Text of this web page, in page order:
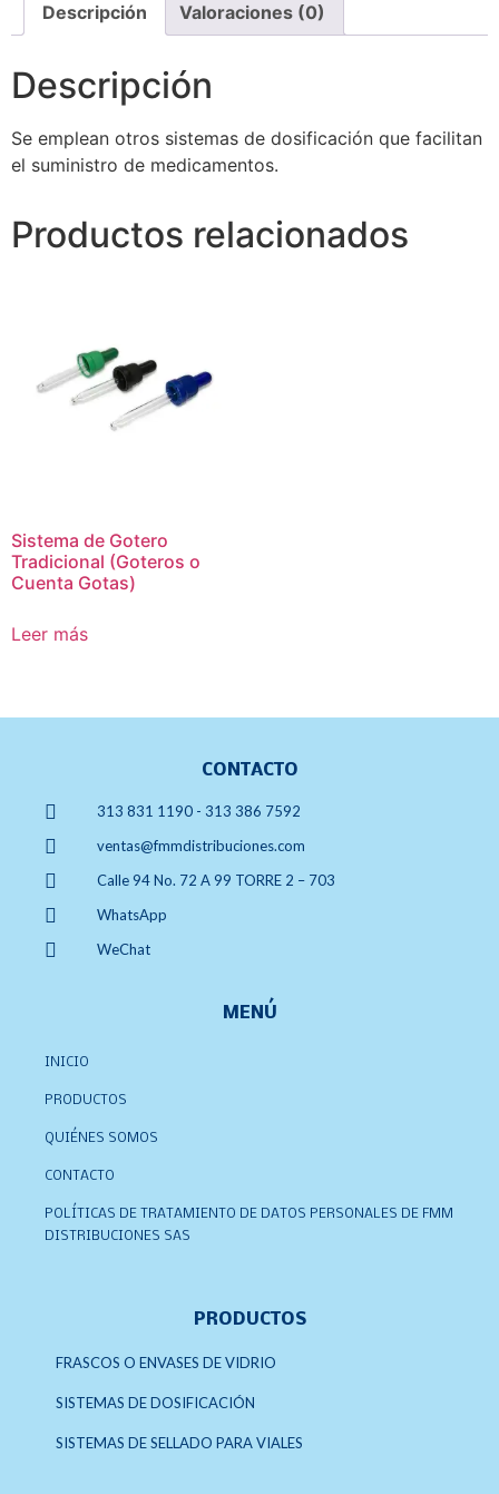
Descripción Valoraciones (0)
Descripción
Se emplean otros sistemas de dosificación que facilitan
el suministro de medicamentos.
Productos relacionados
Sistema de Gotero
Tradicional (Goteros o
Cuenta Gotas)
Leer más
CONTACTO
313 831 1190 - 313 386 7592
ventas@fmmdistribuciones.com
Calle 94 No. 72 A 99 TORRE 2 – 703
WhatsApp
WeChat
MENÚ
INICIO
PRODUCTOS
QUIÉNES SOMOS
CONTACTO
POLÍTICAS DE TRATAMIENTO DE DATOS PERSONALES DE FMM
DISTRIBUCIONES SAS
PRODUCTOS
FRASCOS O ENVASES DE VIDRIO
SISTEMAS DE DOSIFICACIÓN
SISTEMAS DE SELLADO PARA VIALES